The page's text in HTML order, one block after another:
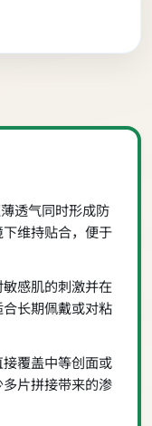
透气同时形成防
维持贴合，便于
感肌的刺激并在
长期佩戴或对粘
覆盖中等创面或
片拼接带来的渗